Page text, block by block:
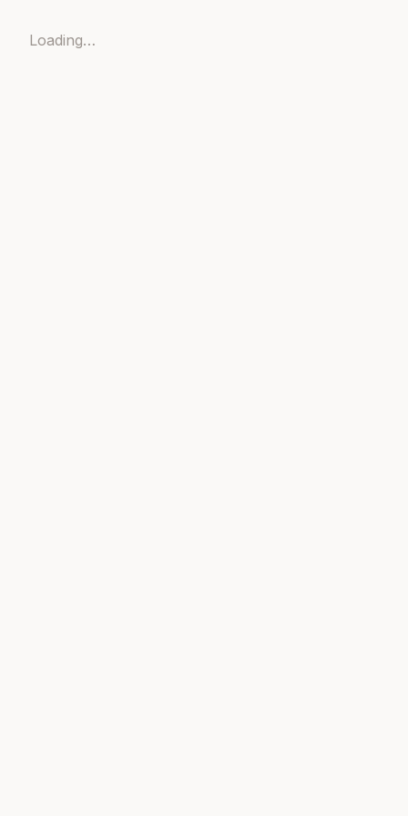
Loading…